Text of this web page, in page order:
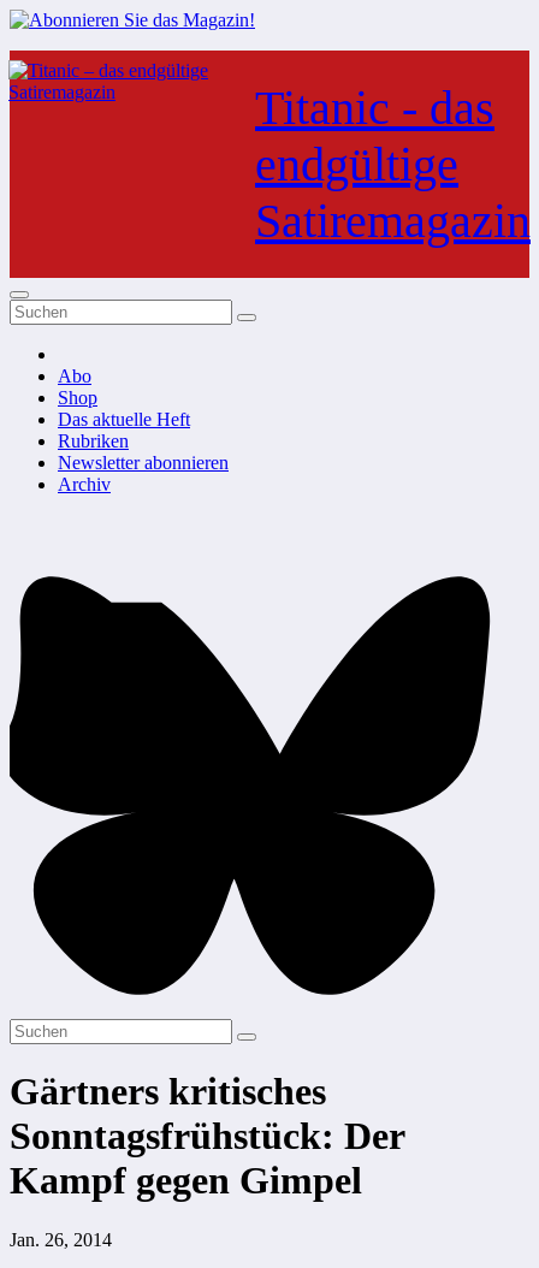
Zum
Inhalt
springen
Titanic - das
endgültige
Satiremagazin
Abo
Shop
Das aktuelle Heft
Rubriken
Newsletter abonnieren
Archiv
Gärtners kritisches
Sonntagsfrühstück: Der
Kampf gegen Gimpel
Jan. 26, 2014